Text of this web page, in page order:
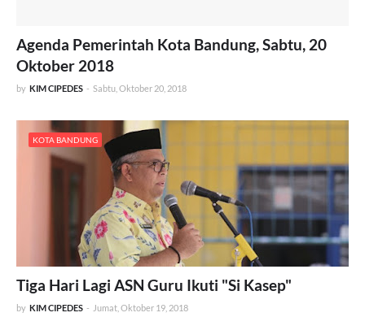
Agenda Pemerintah Kota Bandung, Sabtu, 20
Oktober 2018
by KIM CIPEDES - Sabtu, Oktober 20, 2018
KOTA BANDUNG
Tiga Hari Lagi ASN Guru Ikuti "Si Kasep"
by KIM CIPEDES - Jumat, Oktober 19, 2018